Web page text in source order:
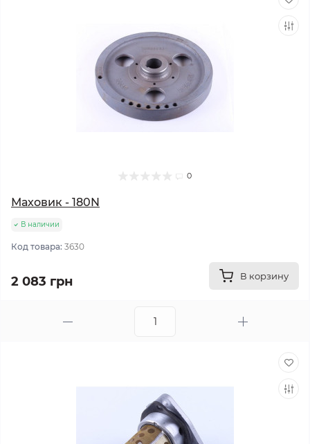
0
Маховик - 180N
В наличии
Код товара: 3630
2 083 грн В корзину